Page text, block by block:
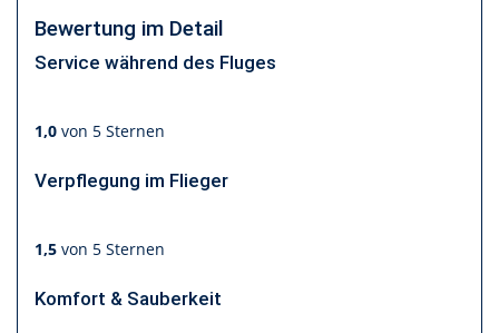
Bewertung im Detail
Service während des Fluges
1,0 von 5 Sternen
Verpflegung im Flieger
1,5 von 5 Sternen
Komfort & Sauberkeit